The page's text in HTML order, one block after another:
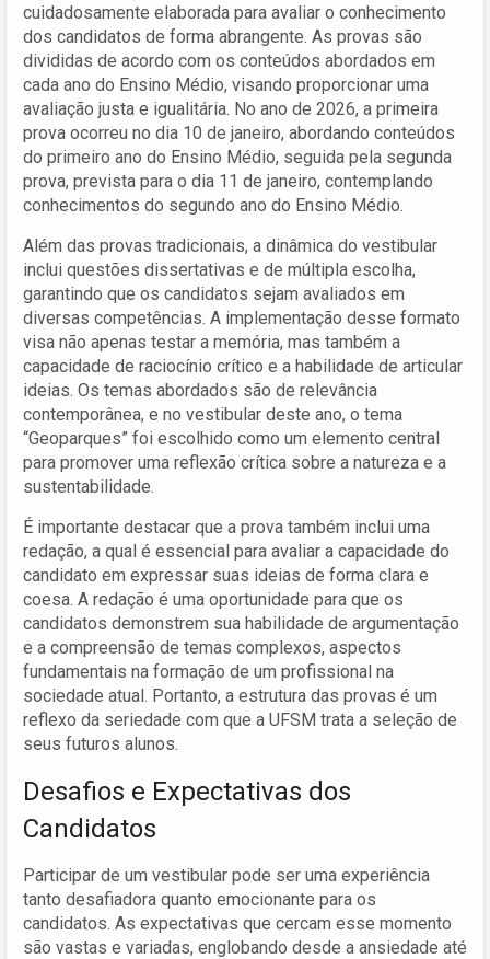
cuidadosamente elaborada para avaliar o conhecimento
dos candidatos de forma abrangente. As provas são
divididas de acordo com os conteúdos abordados em
cada ano do Ensino Médio, visando proporcionar uma
avaliação justa e igualitária. No ano de 2026, a primeira
prova ocorreu no dia 10 de janeiro, abordando conteúdos
do primeiro ano do Ensino Médio, seguida pela segunda
prova, prevista para o dia 11 de janeiro, contemplando
conhecimentos do segundo ano do Ensino Médio.
Além das provas tradicionais, a dinâmica do vestibular
inclui questões dissertativas e de múltipla escolha,
garantindo que os candidatos sejam avaliados em
diversas competências. A implementação desse formato
visa não apenas testar a memória, mas também a
capacidade de raciocínio crítico e a habilidade de articular
ideias. Os temas abordados são de relevância
contemporânea, e no vestibular deste ano, o tema
“Geoparques” foi escolhido como um elemento central
para promover uma reflexão crítica sobre a natureza e a
sustentabilidade.
É importante destacar que a prova também inclui uma
redação, a qual é essencial para avaliar a capacidade do
candidato em expressar suas ideias de forma clara e
coesa. A redação é uma oportunidade para que os
candidatos demonstrem sua habilidade de argumentação
e a compreensão de temas complexos, aspectos
fundamentais na formação de um profissional na
sociedade atual. Portanto, a estrutura das provas é um
reflexo da seriedade com que a UFSM trata a seleção de
seus futuros alunos.
Desafios e Expectativas dos
Candidatos
Participar de um vestibular pode ser uma experiência
tanto desafiadora quanto emocionante para os
candidatos. As expectativas que cercam esse momento
são vastas e variadas, englobando desde a ansiedade até